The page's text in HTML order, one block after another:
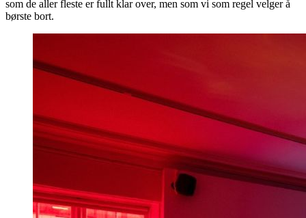
som de aller fleste er fullt klar over, men som vi som regel velger å
børste bort.